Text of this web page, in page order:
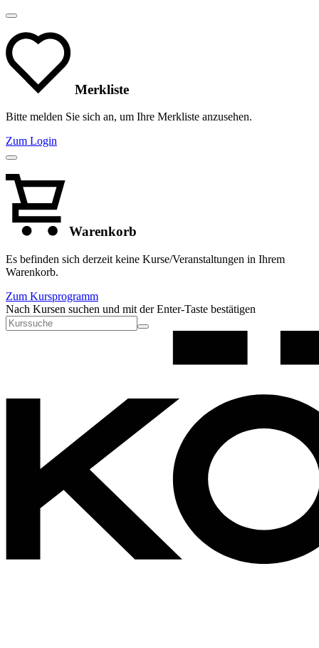
Merkliste
Bitte melden Sie sich an, um Ihre Merkliste anzusehen.
Zum Login
Warenkorb
Es befinden sich derzeit keine Kurse/Veranstaltungen in Ihrem
Warenkorb.
Zum Kursprogramm
Nach Kursen suchen und mit der Enter-Taste bestätigen